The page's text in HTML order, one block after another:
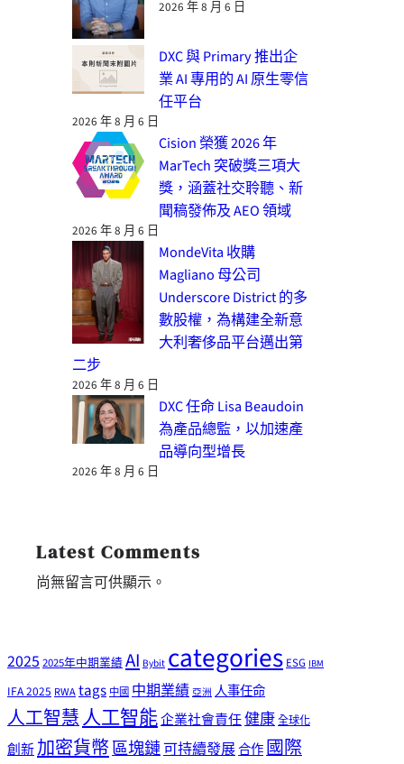
2026 年 8 月 6 日
DXC 與 Primary 推出企
業 AI 專用的 AI 原生零信
任平台
2026 年 8 月 6 日
Cision 榮獲 2026 年
MarTech 突破獎三項大
獎，涵蓋社交聆聽、新
聞稿發佈及 AEO 領域
2026 年 8 月 6 日
MondeVita 收購
Magliano 母公司
Underscore District 的多
數股權，為構建全新意
大利奢侈品平台邁出第
二步
2026 年 8 月 6 日
DXC 任命 Lisa Beaudoin
為產品總監，以加速產
品導向型增長
2026 年 8 月 6 日
Latest Comments
尚無留言可供顯示。
20252025年中期業績AI Bybitcategories ESG IBM
IFA 2025 RWAtags中國 中期業績 亞洲 人事任命
人工智慧人工智能企業社會責任健康全球化
創新加密貨幣區塊鏈可持續發展合作國際